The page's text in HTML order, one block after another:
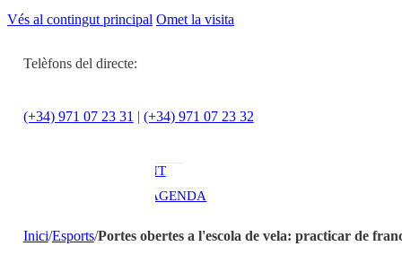
Vés al contingut principal Omet la visita
Telèfons del directe:
(+34) 971 07 23 31 | (+34) 971 07 23 32
ACTUALITAT
OCI
ENTREVISTES
AMBIENT
AGENDA
A la Carta
Inici/Esports/Portes obertes a l'escola de vela: practicar de